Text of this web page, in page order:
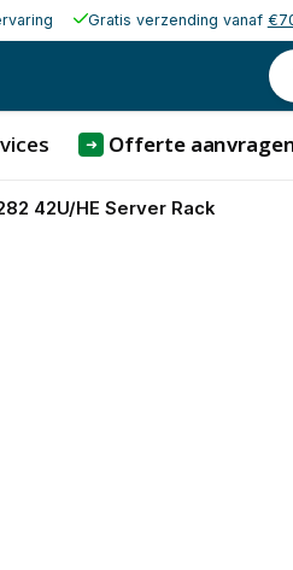
Gratis verzending vanaf
➜ Offerte
42U/HE Server Rack